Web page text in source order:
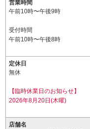
営業時間
午前10時〜午後9時
受付時間
午前10時〜午後8時
定休日
無休
【臨時休業日のお知らせ】
2026年8月20日(木曜)
店舗名